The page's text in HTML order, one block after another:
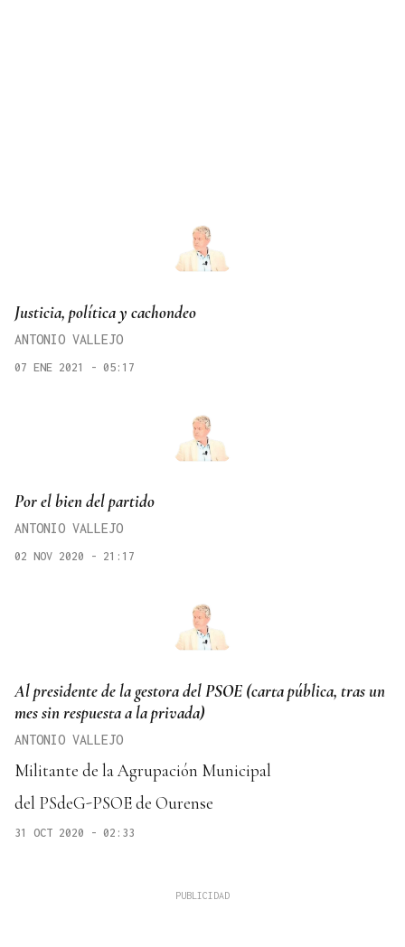
Justicia, política y cachondeo
ANTONIO VALLEJO
07 ENE 2021 - 05:17
Por el bien del partido
ANTONIO VALLEJO
02 NOV 2020 - 21:17
Al presidente de la gestora del PSOE (carta pública, tras un
mes sin respuesta a la privada)
ANTONIO VALLEJO
Militante de la Agrupación Municipal
del PSdeG-PSOE de Ourense
31 OCT 2020 - 02:33